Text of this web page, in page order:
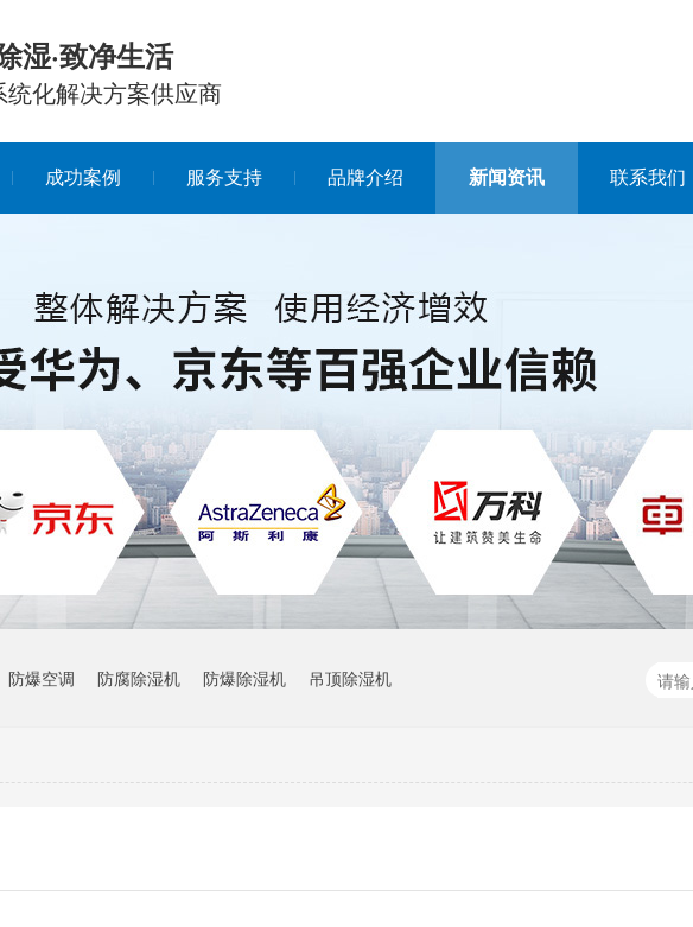
湿·致净生活
化解决方案供应商
成功案例 服务支持 品牌介绍 新闻资讯 联系我们
防爆空调 防腐除湿机 防爆除湿机 吊顶除湿机